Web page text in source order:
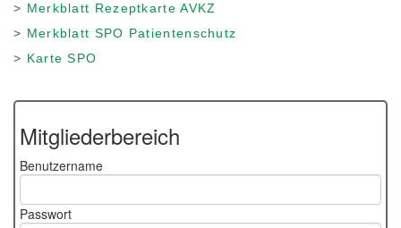
> Merkblatt Rezeptkarte AVKZ
> Merkblatt SPO Patientenschutz
> Karte SPO
Mitgliederbereich
Benutzername
Passwort